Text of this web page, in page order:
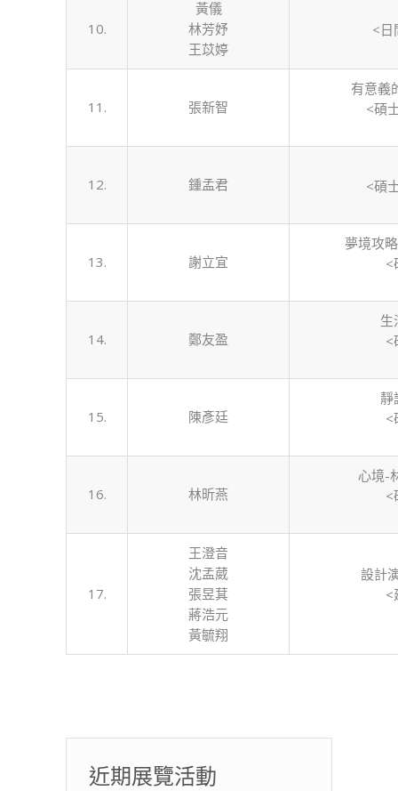
10.
黃儀
林芳妤
王苡婷
<日
11. 張新智
有意義
<碩
12. 鍾孟君 <碩
13. 謝立宜
夢境攻
<
14. 鄭友盈
生
<
15. 陳彥廷
靜
<
16. 林昕燕
心境-
<
17.
王澄音
沈孟葳
張昱萁
蔣浩元
黃毓翔
設計
<
近期展覽活動